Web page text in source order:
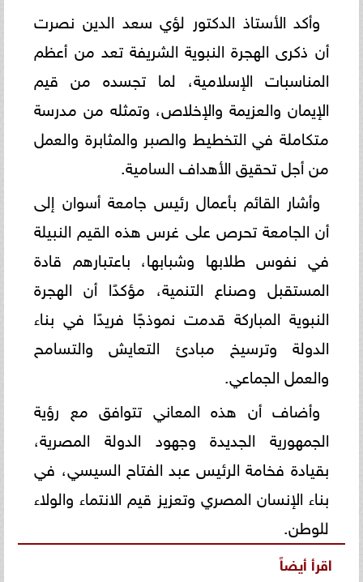
وأكد الأستاذ الدكتور لؤي سعد الدين نصرت
أن ذكرى الهجرة النبوية الشريفة تعد من أعظم
المناسبات الإسلامية، لما تجسده من قيم
الإيمان والعزيمة والإخلاص، وتمثله من مدرسة
متكاملة في التخطيط والصبر والمثابرة والعمل
من أجل تحقيق الأهداف السامية.
وأشار القائم بأعمال رئيس جامعة أسوان إلى
أن الجامعة تحرص على غرس هذه القيم النبيلة
في نفوس طلابها وشبابها، باعتبارهم قادة
المستقبل وصناع التنمية، مؤكدًا أن الهجرة
النبوية المباركة قدمت نموذجًا فريدًا في بناء
الدولة وترسيخ مبادئ التعايش والتسامح
والعمل الجماعي.
وأضاف أن هذه المعاني تتوافق مع رؤية
الجمهورية الجديدة وجهود الدولة المصرية،
بقيادة فخامة الرئيس عبد الفتاح السيسي، في
بناء الإنسان المصري وتعزيز قيم الانتماء والولاء
للوطن.
اقرأ أيضاً